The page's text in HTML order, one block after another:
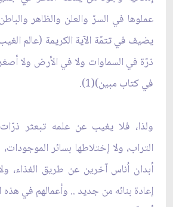
عملوها في السرّ والعلن والظاهر
يضيف في تتمّة الآية الكريمة (عالم
ذرّة في السماوات ولا في الأرض ولا
في كتاب مبين)(1).
ولذا، فلا يغيب عن علمه تبعثر
التراب، ولا إختلاطها بسائر
أبدان اُناس آخرين عن طريق الغذاء،
إعادة بنائه من جديد .. وأعمالهم في